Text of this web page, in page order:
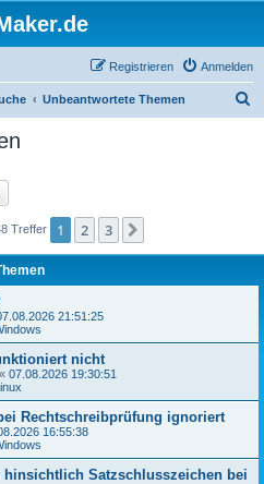
Anmelden
Registrieren
Unbeantwortete Themen
Treffer 1 2 3
21:51:25
nicht
« 07.08.2026 19:30:51
Rechtschreibprüfung ignoriert
16:55:38
hinsichtlich Satzschlusszeichen bei